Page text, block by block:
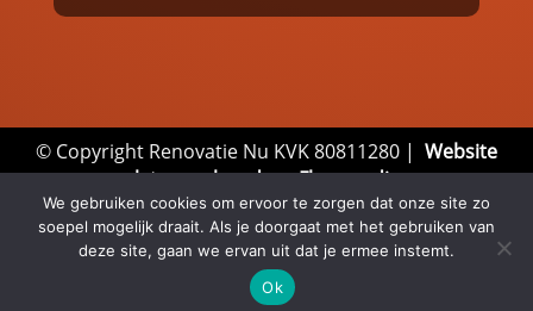
© Copyright Renovatie Nu KVK 80811280 | Website
laten maken door Flexamedia
Privacyverklaring|Disclaimer| Algemene
Voorwaarden
Whatsapp
We gebruiken cookies om ervoor te zorgen dat onze site zo
soepel mogelijk draait. Als je doorgaat met het gebruiken van
deze site, gaan we ervan uit dat je ermee instemt.
Ok